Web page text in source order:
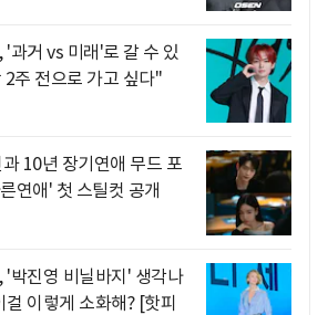
'과거 vs 미래'로 갈 수 있
2주 전으로 가고 싶다"
10년 장기연애 무드 포
연애' 첫 스틸컷 공개
'박진영 비닐바지' 생각나
걸 이렇게 소화해? [핫피